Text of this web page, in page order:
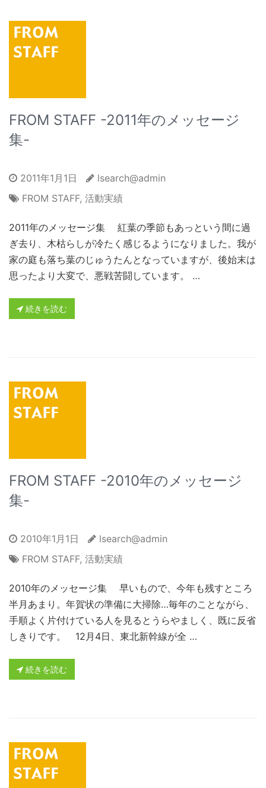
FROM STAFF -2011年のメッセージ
集-
2011年1月1日
lsearch@admin
FROM STAFF, 活動実績
2011年のメッセージ集 紅葉の季節もあっという間に過
ぎ去り、木枯らしが冷たく感じるようになりました。我が
家の庭も落ち葉のじゅうたんとなっていますが、後始末は
思ったより大変で、悪戦苦闘しています。 …
続きを読む
FROM STAFF -2010年のメッセージ
集-
2010年1月1日
lsearch@admin
FROM STAFF, 活動実績
2010年のメッセージ集 早いもので、今年も残すところ
半月あまり。年賀状の準備に大掃除…毎年のことながら、
手順よく片付けている人を見るとうらやましく、既に反省
しきりです。 12月4日、東北新幹線が全 …
続きを読む